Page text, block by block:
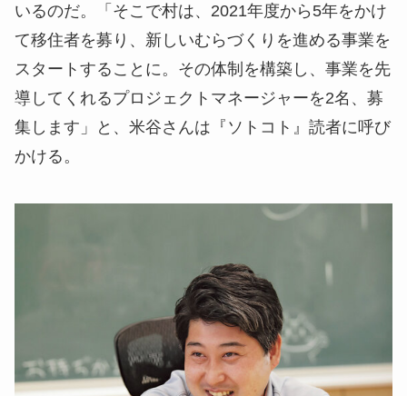
いるのだ。「そこで村は、2021年度から5年をかけ
て移住者を募り、新しいむらづくりを進める事業を
スタートすることに。その体制を構築し、事業を先
導してくれるプロジェクトマネージャーを2名、募
集します」と、米谷さんは『ソトコト』読者に呼び
かける。